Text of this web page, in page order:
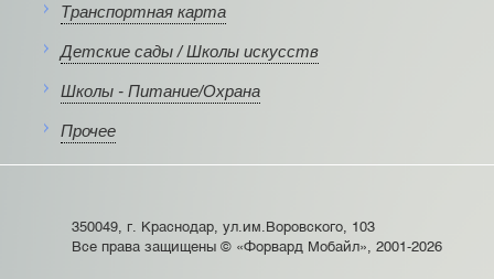
Транспортная карта
Детские сады / Школы искусств
Школы - Питание/Охрана
Прочее
350049, г. Краснодар, ул.им.Воровского, 103
Все права защищены © «Форвард Мобайл», 2001-2026